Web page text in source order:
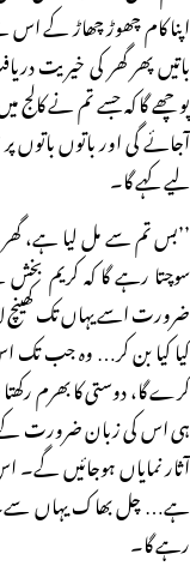
اپنا کام چھوڑ چھاڑ کے اس
باتیں پھر گھر کی خیریت
پوچھے گا کہ جسے تم نے
آجائے گی اور باتوں باتوں
لیے کہے گا۔
’’بس تم سے مل لیا ہے، گھر
سوچتا رہے گا کہ کریم
ضرورت اسے یہاں تک کھینچ
کیا کیا بن کر… وہ جب
کرے گا، دوستی کا بھرم
ہی اس کی زبان ضرورت
آثار نمایاں ہوجائیں گے۔ اس
ہے… چل بھاک یہاں سے۔
رہے گا۔